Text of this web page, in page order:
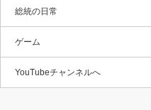
総統の日常
ゲーム
YouTubeチャンネルへ